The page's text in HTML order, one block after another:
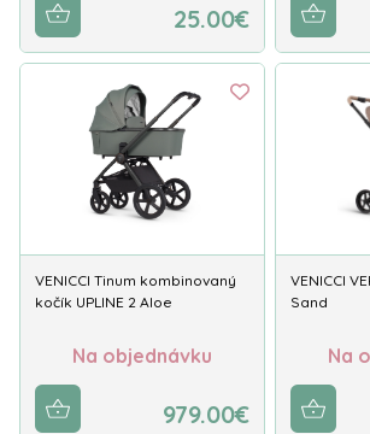
Prémiové kočíky Venicci
Značka Venicci je známa najmä
kombinovanými kočíkmi, ktoré
komfort od narodenia až po batoľa.
navrhnuté tak, aby boli praktické na
používanie, no zároveň elegantné a
Medzi najobľúbenejšie modely patria:
kočíka
aktívnych rodičov
Elegantný dizajn a praktické
25.00€
VENICCI Tinum kombinovaný
kočík UPLINE 2 Aloe
Na objednávku
979.00€
VENICCI
Sand
Na